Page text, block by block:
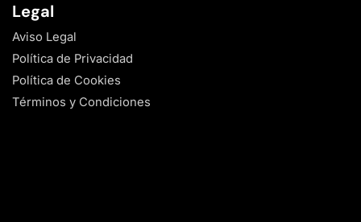
Legal
Aviso Legal
Política de Privacidad
Política de Cookies
Términos y Condiciones